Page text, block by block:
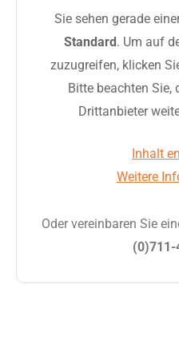
Sie sehen gerade
Standard. Um auf
zuzugreifen, klicken
Bitte beachten Sie,
Drittanbieter
Inhalt
Weitere
Oder vereinbaren Sie
(0)711-